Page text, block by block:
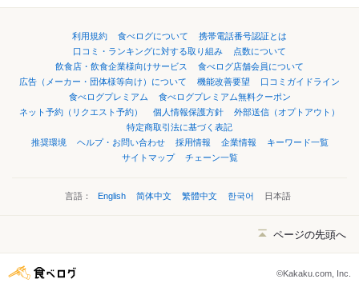
利用規約 食べログについて
携帯電話番号認証とは
口コミ・ランキングに対する取り組み
点数について
飲食店・飲食企業様向けサービス
食べログ店舗会員について
広告（メーカー・団体様等向け）について
機能改善要望
口コミガイドライン
食べログプレミアム
食べログプレミアム無料クーポン
ネット予約（リクエスト予約）
個人情報保護方針
外部送信（オプトアウト）
特定商取引法に基づく表記
推奨環境
ヘルプ・お問い合わせ 採用情報 企業情報
キーワード一覧
サイトマップ
チェーン一覧
言語： English 简体中文 繁體中文 한국어 日本語
ページの先頭へ
©Kakaku.com, Inc.